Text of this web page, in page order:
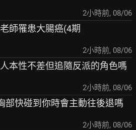
2小時前, 08/06
師罹患大腸癌(4期
2小時前, 08/06
本性不差但追隨反派的角色嗎
2小時前, 08/06
部快碰到你時會主動往後退嗎
2小時前, 08/06